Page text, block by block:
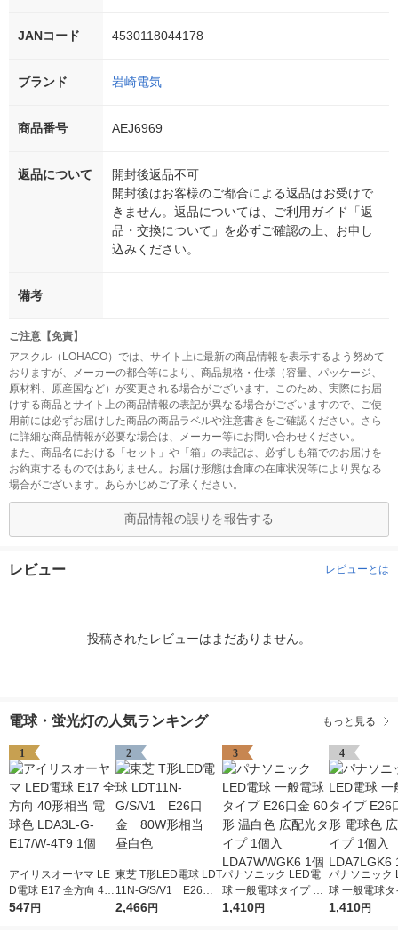
JANコード 4530118044178
ブランド 岩崎電気
商品番号 AEJ6969
返品について
開封後返品不可
開封後はお客様のご都合による返品はお受けで
きません。返品については、ご利用ガイド「返
品・交換について」を必ずご確認の上、お申し
込みください。
備考
ご注意【免責】
アスクル（LOHACO）では、サイト上に最新の商品情報を表示するよう努めて
おりますが、メーカーの都合等により、商品規格・仕様（容量、パッケージ、
原材料、原産国など）が変更される場合がございます。このため、実際にお届
けする商品とサイト上の商品情報の表記が異なる場合がございますので、ご使
用前には必ずお届けした商品の商品ラベルや注意書きをご確認ください。さら
に詳細な商品情報が必要な場合は、メーカー等にお問い合わせください。
また、商品名における「セット」や「箱」の表記は、必ずしも箱でのお届けを
お約束するものではありません。お届け形態は倉庫の在庫状況等により異なる
場合がございます。あらかじめご了承ください。
商品情報の誤りを報告する
レビュー レビューとは
投稿されたレビューはまだありません。
電球・蛍光灯の人気ランキング もっと見る
1
アイリスオーヤマ LE
D電球 E17 全方向 40
形相当 電球色 LDA3L-
547円
2
東芝 T形LED電球 LDT
11N-G/S/V1 E26口
金 80W形相当 昼
2,466円
3
パナソニック LED電
球 一般電球タイプ E2
6口金 60形 温白色 広
1,410円
4
パナソニック
球 一般電球タ
6口金 60形 電
1,410円